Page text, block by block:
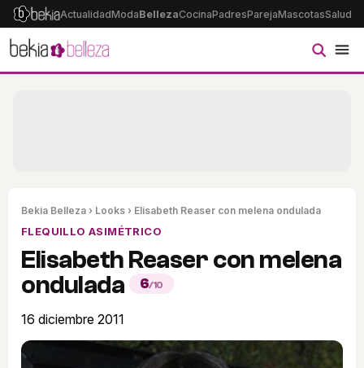
ActualidadModaBellezaCocinaPadresParejaMascotasSalud
Bekia Belleza › Looks › Elisabeth Reaser con melena ondulada
FLEQUILLO ASIMÉTRICO
Elisabeth Reaser con melena
ondulada
6/10
16 diciembre 2011